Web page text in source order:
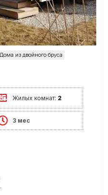
Дома из двойного бруса
Жилых комнат: 2
3 мес